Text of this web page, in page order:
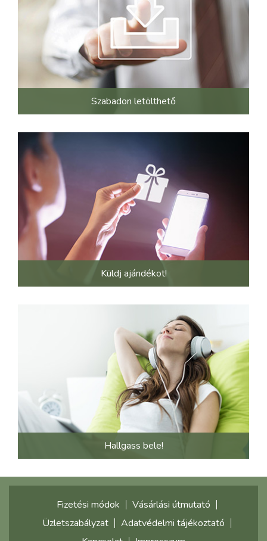
Szabadon letölthető
Küldj ajándékot!
Hallgass bele!
Fizetési módok
Vásárlási útmutató
Üzletszabályzat
Adatvédelmi tájékoztató